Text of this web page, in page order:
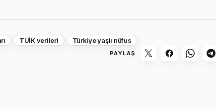
TÜİK verileri
Türkiye yaşlı nüfus
PAYLAŞ